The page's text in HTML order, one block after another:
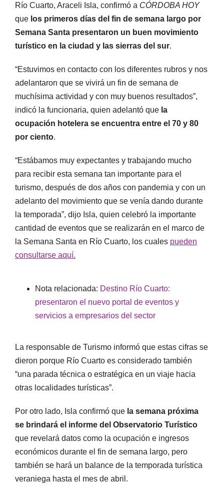
Río Cuarto, Araceli Isla, confirmó a CÓRDOBA HOY
que los primeros días del fin de semana largo por
Semana Santa presentaron un buen movimiento
turístico en la ciudad y las sierras del sur.
“Estuvimos en contacto con los diferentes rubros y nos
adelantaron que se vivirá un fin de semana de
muchísima actividad y con muy buenos resultados”,
indicó la funcionaria, quien adelantó que la
ocupación hotelera se encuentra entre el 70 y 80
por ciento.
“Estábamos muy expectantes y trabajando mucho
para recibir esta semana tan importante para el
turismo, después de dos años con pandemia y con un
adelanto del movimiento que se venía dando durante
la temporada”, dijo Isla, quien celebró la importante
cantidad de eventos que se realizarán en el marco de
la Semana Santa en Río Cuarto, los cuales pueden
consultarse aquí.
Nota relacionada: Destino Río Cuarto:
presentaron el nuevo portal de eventos y
servicios a empresarios del sector
La responsable de Turismo informó que estas cifras se
dieron porque Río Cuarto es considerado también
“una parada técnica o estratégica en un viaje hacia
otras localidades turísticas”.
Por otro lado, Isla confirmó que la semana próxima
se brindará el informe del Observatorio Turístico
que revelará datos como la ocupación e ingresos
económicos durante el fin de semana largo, pero
también se hará un balance de la temporada turística
veraniega hasta el mes de abril.